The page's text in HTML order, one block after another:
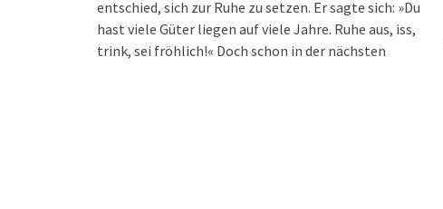
entschied, sich zur Ruhe zu setzen. Er sagte sich: »Du
hast viele Güter liegen auf viele Jahre. Ruhe aus, iss,
trink, sei fröhlich!« Doch schon in der nächsten